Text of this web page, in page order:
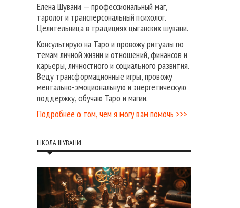
Елена Шувани — профессиональный маг,
таролог и трансперсональный психолог.
Целительница в традициях цыганских шувани.
Консультирую на Таро и провожу ритуалы по
темам личной жизни и отношений, финансов и
карьеры, личностного и социального развития.
Веду трансформационные игры, провожу
ментально-эмоциональную и энергетическую
поддержку, обучаю Таро и магии.
Подробнее о том, чем я могу вам помочь >>>
ШКОЛА ШУВАНИ